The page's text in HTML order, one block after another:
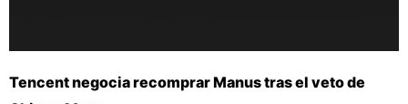
Tencent negocia recomprar Manus tras el veto de